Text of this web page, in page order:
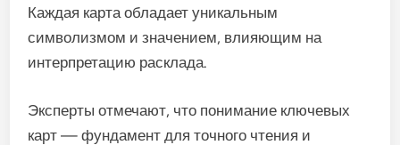
Каждая карта обладает уникальным
символизмом и значением, влияющим на
интерпретацию расклада.
Эксперты отмечают, что понимание ключевых
карт — фундамент для точного чтения и